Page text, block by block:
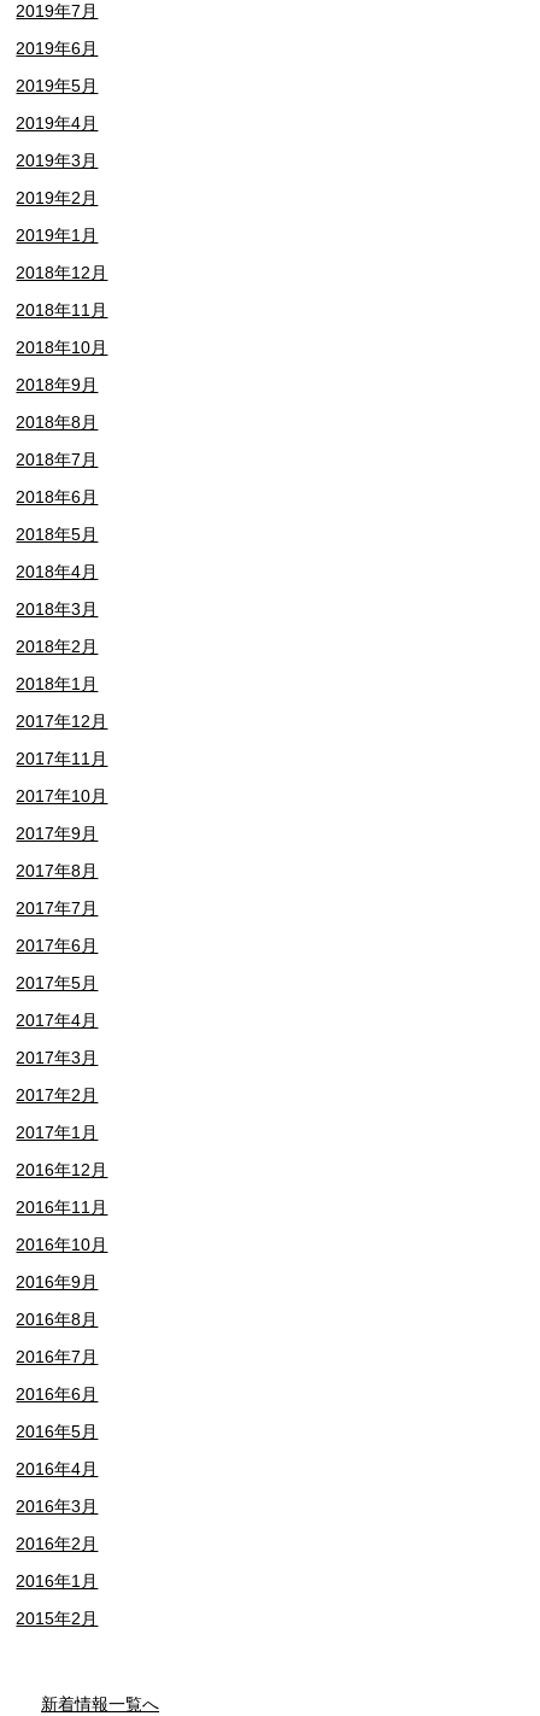
2019年7月
2019年6月
2019年5月
2019年4月
2019年3月
2019年2月
2019年1月
2018年12月
2018年11月
2018年10月
2018年9月
2018年8月
2018年7月
2018年6月
2018年5月
2018年4月
2018年3月
2018年2月
2018年1月
2017年12月
2017年11月
2017年10月
2017年9月
2017年8月
2017年7月
2017年6月
2017年5月
2017年4月
2017年3月
2017年2月
2017年1月
2016年12月
2016年11月
2016年10月
2016年9月
2016年8月
2016年7月
2016年6月
2016年5月
2016年4月
2016年3月
2016年2月
2016年1月
2015年2月
新着情報一覧へ